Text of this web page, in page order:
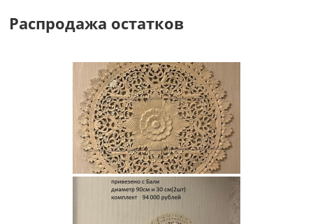
Распродажа остатков